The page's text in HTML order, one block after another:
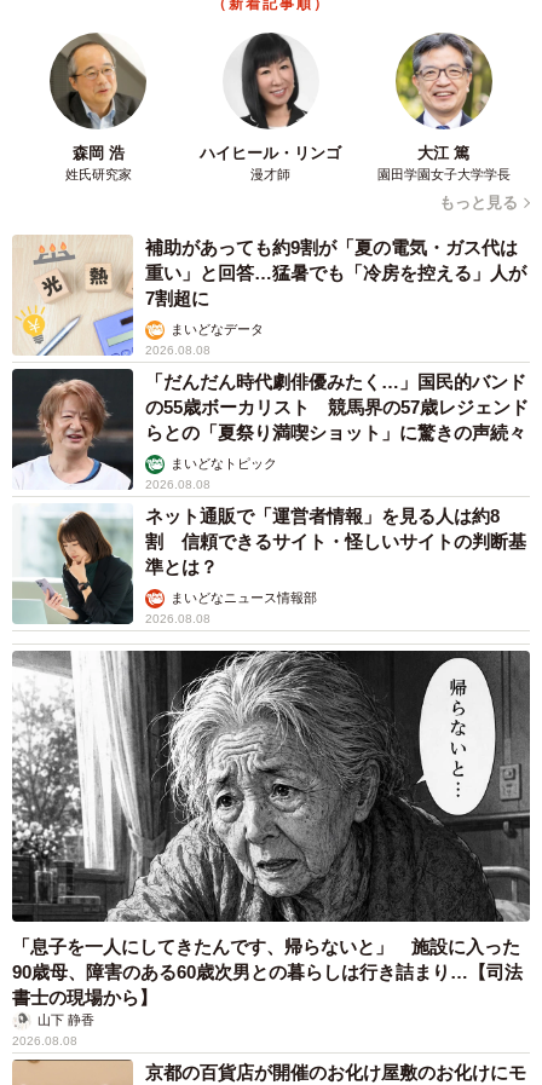
森岡 浩
姓氏研究家
ハイヒール・リンゴ
漫才師
大江 篤
園田学園女子大学学長
もっと見る
補助があっても約9割が「夏の電気・ガス代は
重い」と回答…猛暑でも「冷房を控える」人が
7割超に
まいどなデータ
2026.08.08
「だんだん時代劇俳優みたく…」国民的バンド
の55歳ボーカリスト 競馬界の57歳レジェンド
らとの「夏祭り満喫ショット」に驚きの声続々
まいどなトピック
2026.08.08
ネット通販で「運営者情報」を見る人は約8
割 信頼できるサイト・怪しいサイトの判断基
準とは？
まいどなニュース情報部
2026.08.08
「息子を一人にしてきたんです、帰らないと」 施設に入った
90歳母、障害のある60歳次男との暮らしは行き詰まり…【司法
書士の現場から】
山下 静香
2026.08.08
京都の百貨店が開催のお化け屋敷のお化けにモ